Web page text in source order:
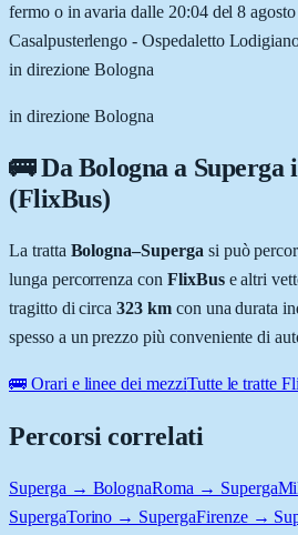
fermo o in avaria dalle 20:04 del 8
Casalpusterlengo - Ospedaletto
in direzione Bologna
in direzione Bologna
🚌 DaBolognaa Superga
(FlixBus)
La tratta Bologna–Superga si può
lunga percorrenza con FlixBuse altri
tragitto di circa 323 kmcon una durata
spesso a un prezzo più conveniente di
🚌 Orari e linee dei mezziTutte le tratte
Percorsi correlati
Superga → BolognaRoma → Superga
SupergaTorino → SupergaFirenze →